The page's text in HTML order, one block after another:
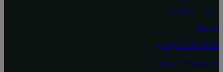
00-071 Warsaw
Poland
‎(+48) 22 255 95 00‏
warsaw@raffles.com